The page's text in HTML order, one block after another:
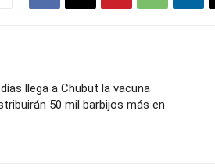
llega a Chubut la vacuna
50 mil barbijos más en